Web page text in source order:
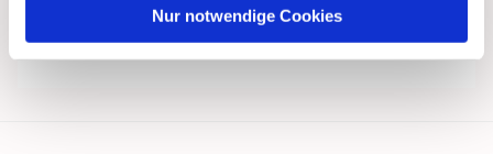
Nur notwendige Cookies